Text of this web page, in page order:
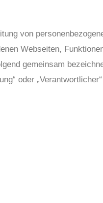
von
Webseiten,
gemeinsam
oder